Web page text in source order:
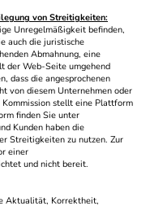
von Streitigkeiten:
Unregelmäßigkeit befinden,
auch die juristische
Abmahnung, eine
der Web-Seite umgehend
dass die angesprochenen
von diesem Unternehmen oder
Kommission stellt eine Plattform
finden Sie unter
Kunden haben die
Streitigkeiten zu nutzen. Zur
einer
und nicht bereit.
Aktualität, Korrektheit,